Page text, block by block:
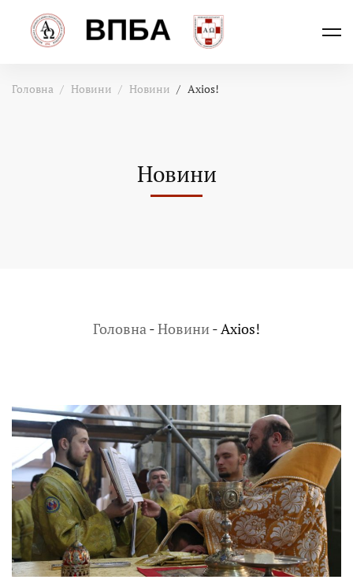
Головна Новини Новини Axios!
Новини
Головна-Новини-Axios!